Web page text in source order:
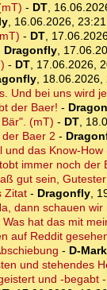
- DT,
, 16.06.2026, 23:21
- DT,
Dragonfly,
- DT, 17.06.2026,
, 18.06.2026,
Und bei uns wird
der Baer! -
(mT) - DT,
Baer 2 -
und das Know-How
immer noch der
gut sein,
Zitat- Dragonfly,
dann schauen
Was hat das mit
auf Reddit
- D-
und stehendes
und -begabt